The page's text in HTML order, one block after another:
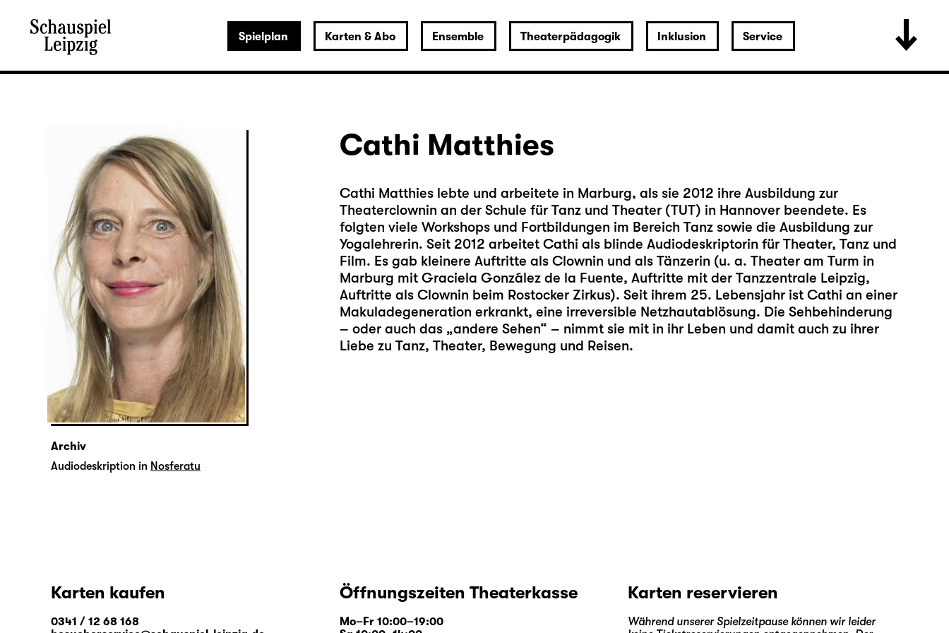
Spielplan Karten & Abo Ensemble Theaterpädagogik Inklusion Service
Cathi Matthies
Cathi Matthies lebte und arbeitete in Marburg, als sie 2012 ihre Ausbildung zur
Theaterclownin an der Schule für Tanz und Theater (TUT) in Hannover beendete. Es
folgten viele Workshops und Fortbildungen im Bereich Tanz sowie die Ausbildung zur
Yogalehrerin. Seit 2012 arbeitet Cathi als blinde Audiodeskriptorin für Theater, Tanz und
Film. Es gab kleinere Auftritte als Clownin und als Tänzerin (u. a. Theater am Turm in
Marburg mit Graciela González de la Fuente, Auftritte mit der Tanzzentrale Leipzig,
Auftritte als Clownin beim Rostocker Zirkus). Seit ihrem 25. Lebensjahr ist Cathi an einer
Makuladegeneration erkrankt, eine irreversible Netzhautablösung. Die Sehbehinderung
– oder auch das „andere Sehen“ – nimmt sie mit in ihr Leben und damit auch zu ihrer
Liebe zu Tanz, Theater, Bewegung und Reisen.
Archiv
Audiodeskription in Nosferatu
Karten kaufen
0341 / 12 68 168
Öffnungszeiten Theaterkasse
Mo–Fr 10:00–19:00
Karten reservieren
Während unserer Spielzeitpause können wir leider